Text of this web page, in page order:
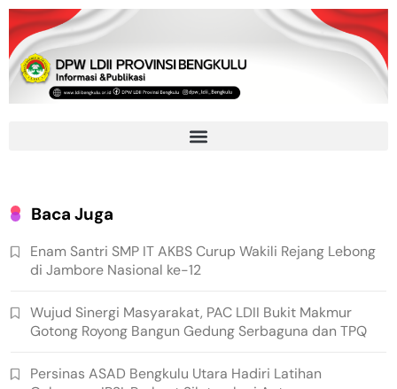
Baca Juga
Enam Santri SMP IT AKBS Curup Wakili Rejang Lebong
di Jambore Nasional ke-12
Wujud Sinergi Masyarakat, PAC LDII Bukit Makmur
Gotong Royong Bangun Gedung Serbaguna dan TPQ
Persinas ASAD Bengkulu Utara Hadiri Latihan